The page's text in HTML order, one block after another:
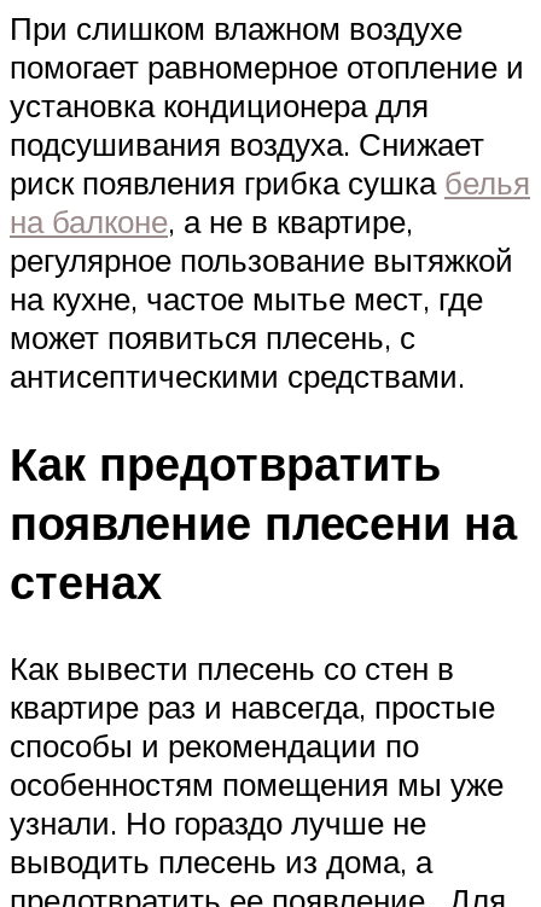
При слишком влажном воздухе
помогает равномерное отопление и
установка кондиционера для
подсушивания воздуха. Снижает
риск появления грибка сушка белья
на балконе, а не в квартире,
регулярное пользование вытяжкой
на кухне, частое мытье мест, где
может появиться плесень, с
антисептическими средствами.
Как предотвратить
появление плесени на
стенах
Как вывести плесень со стен в
квартире раз и навсегда, простые
способы и рекомендации по
особенностям помещения мы уже
узнали. Но гораздо лучше не
выводить плесень из дома, а